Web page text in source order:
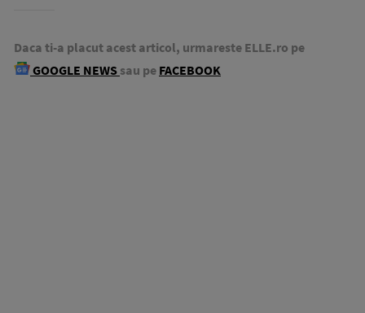
Daca ti-a placut acest articol, urmareste ELLE.ro pe
GOOGLE NEWS sau pe FACEBOOK